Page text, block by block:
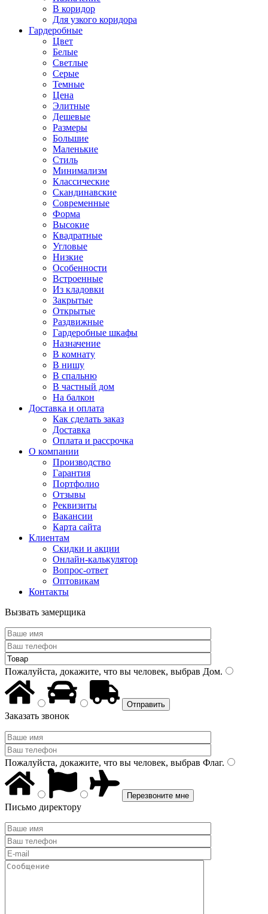
В коридор
Для узкого коридора
Гардеробные
Цвет
Белые
Светлые
Серые
Темные
Цена
Элитные
Дешевые
Размеры
Большие
Маленькие
Стиль
Минимализм
Классические
Скандинавские
Современные
Форма
Высокие
Квадратные
Угловые
Низкие
Особенности
Встроенные
Из кладовки
Закрытые
Открытые
Раздвижные
Гардеробные шкафы
Назначение
В комнату
В нишу
В спальню
В частный дом
На балкон
Доставка и оплата
Как сделать заказ
Доставка
Оплата и рассрочка
О компании
Производство
Гарантия
Портфолио
Отзывы
Реквизиты
Вакансии
Карта сайта
Клиентам
Скидки и акции
Онлайн-калькулятор
Вопрос-ответ
Оптовикам
Контакты
Вызвать замерщика
Пожалуйста, докажите, что вы человек, выбрав Дом.
Заказать звонок
Пожалуйста, докажите, что вы человек, выбрав Флаг.
Письмо директору